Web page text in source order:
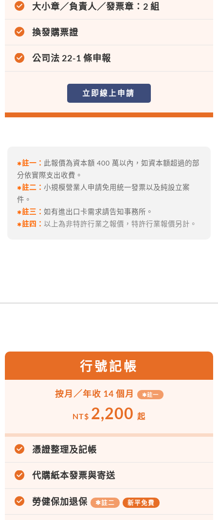
大小章／負責人／發票章：2 組
換發購票證
公司法 22-1 條申報
立即線上申請
✱註一： 此報價為資本額 400 萬以內，如資本額超過的部
分依實際支出收費。
✱註二： 小規模營業人申請免用統一發票以及純設立案
件。
✱註三： 如有進出口卡需求請告知事務所。
✱註四： 以上為非特許行業之報價，特許行業報價另計。
行號記帳
按月／年收 14 個月 ✱註一
NT$ 2,200 起
憑證整理及記帳
代購紙本發票與寄送
勞健保加退保 ✱註二 新平免費